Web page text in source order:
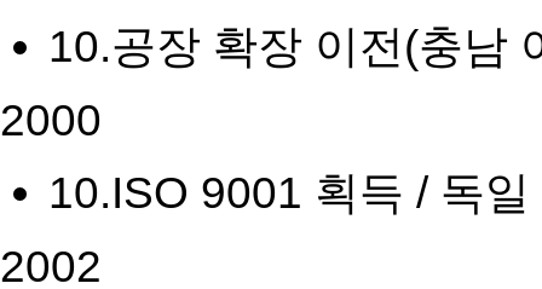
10.공장 확장 이전(충남
2000
10.ISO 9001 획득 / 독
2002